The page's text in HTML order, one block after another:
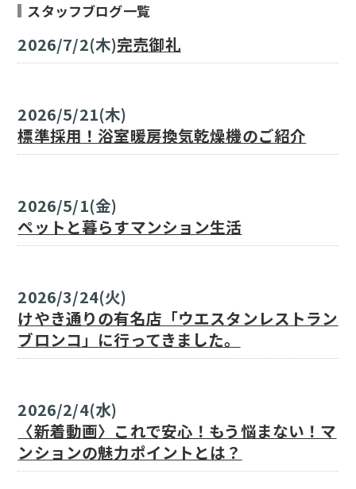
スタッフブログ一覧
2026/7/2(木)完売御礼
2026/5/21(木)
標準採用！浴室暖房換気乾燥機のご紹介
2026/5/1(金)
ペットと暮らすマンション生活
2026/3/24(火)
けやき通りの有名店「ウエスタンレストラン
ブロンコ」に行ってきました。
2026/2/4(水)
〈新着動画〉これで安心！もう悩まない！マ
ンションの魅力ポイントとは？